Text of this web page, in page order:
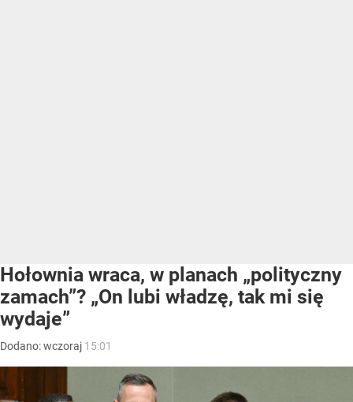
Hołownia wraca, w planach „polityczny
zamach”? „On lubi władzę, tak mi się
wydaje”
Dodano:wczoraj 15:01